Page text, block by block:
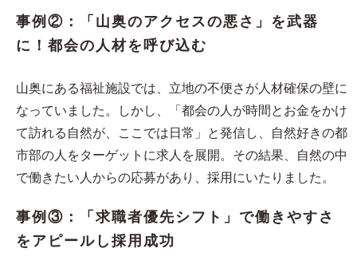
事例②：「山奥のアクセスの悪さ」を武器
に！都会の人材を呼び込む
山奥にある福祉施設では、立地の不便さが人材確保の壁に
なっていました。しかし、「都会の人が時間とお金をかけ
て訪れる自然が、ここでは日常」と発信し、自然好きの都
市部の人をターゲットに求人を展開。その結果、自然の中
で働きたい人からの応募があり、採用にいたりました。
事例③：「求職者優先シフト」で働きやすさ
をアピールし採用成功